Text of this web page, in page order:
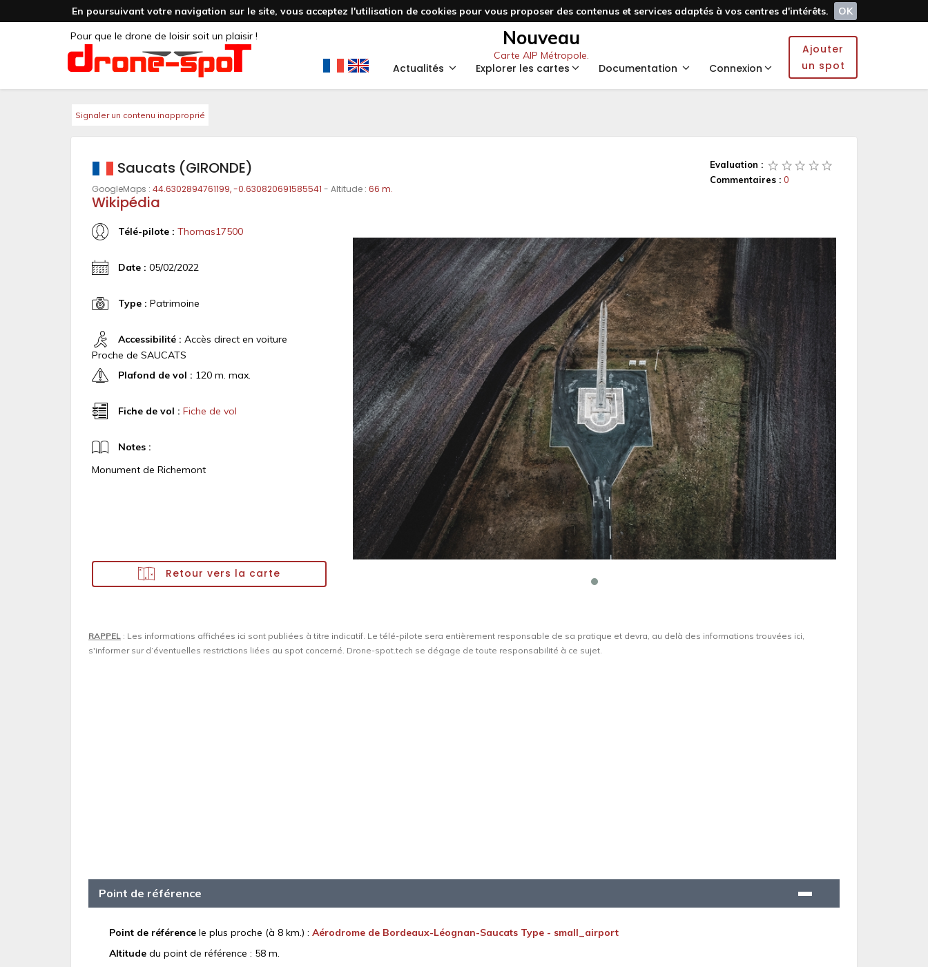
En poursuivant votre navigation sur le site, vous acceptez l'utilisation de cookies pour vous proposer des contenus et services adaptés à vos centres d'intérêts.
OK
Pour que le drone de loisir soit un plaisir !
Nouveau
Carte AIP Métropole.
Actualités Explorer les cartes Documentation Connexion
Ajouter
un spot
Signaler un contenu inapproprié
Evaluation :
Commentaires : 0
Saucats (GIRONDE)
GoogleMaps : 44.6302894761199, -0.630820691585541 - Altitude : 66 m.
Wikipédia
Télé-pilote : Thomas17500
Date : 05/02/2022
Type : Patrimoine
Accessibilité : Accès direct en voiture
Proche de SAUCATS
Plafond de vol : 120 m. max.
Fiche de vol : Fiche de vol
Notes :
Monument de Richemont
Retour vers la carte
RAPPEL : Les informations affichées ici sont publiées à titre indicatif. Le télé-pilote sera entièrement responsable de sa pratique et devra, au delà des informations trouvées ici,
s'informer sur d’éventuelles restrictions liées au spot concerné. Drone-spot.tech se dégage de toute responsabilité à ce sujet.
Point de référence
Point de référence le plus proche (à 8 km.) : Aérodrome de Bordeaux-Léognan-Saucats Type - small_airport
Altitude du point de référence : 58 m.